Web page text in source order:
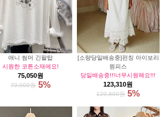
애니 썸머 긴팔탑
시원한 코튼소재에요!
75,050원
79,000원 5%
[소량당일배송중]펀칭 아이보리
원피스
당일배송중!!!너무시원해요!!!
123,310원
129,800원 5%